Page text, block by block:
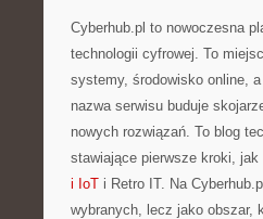
Cyberhub.pl to nowoczesna
technologii cyfrowej. To
systemy, środowisko online,
nazwa serwisu buduje
nowych rozwiązań. To blog
stawiające pierwsze kroki,
i IoT i Retro IT. Na
wybranych, lecz jako obszar,